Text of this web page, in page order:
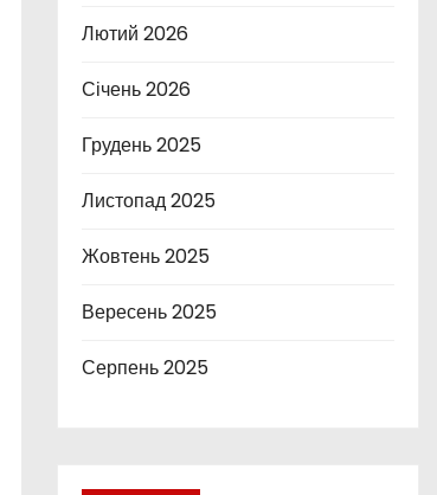
Лютий 2026
Січень 2026
Грудень 2025
Листопад 2025
Жовтень 2025
Вересень 2025
Серпень 2025